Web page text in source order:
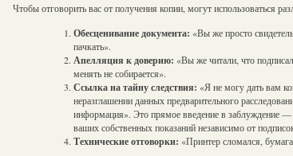
Чтобы отговорить вас от получения копии, могут использоваться
Обесценивание документа: «Вы же просто
пачкать».
Апелляция к доверию: «Вы же читали, что
менять не собирается».
Ссылка на тайну следствия: «Я не могу дать вам
неразглашении данных предварительного
информация». Это прямое введение в заблуждение —
ваших собственных показаний независимо от
Технические отговорки: «Принтер сломался,